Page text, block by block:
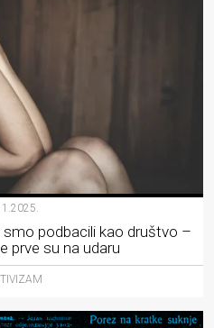
smo podbacili kao društvo –
prve su na udaru